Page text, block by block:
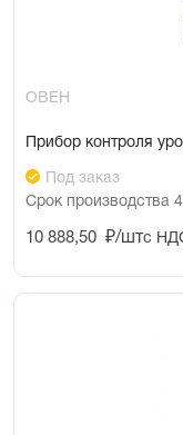
ОВЕН
Прибор контроля
Под заказ
Срок производства
10 888,50 ₽/штс